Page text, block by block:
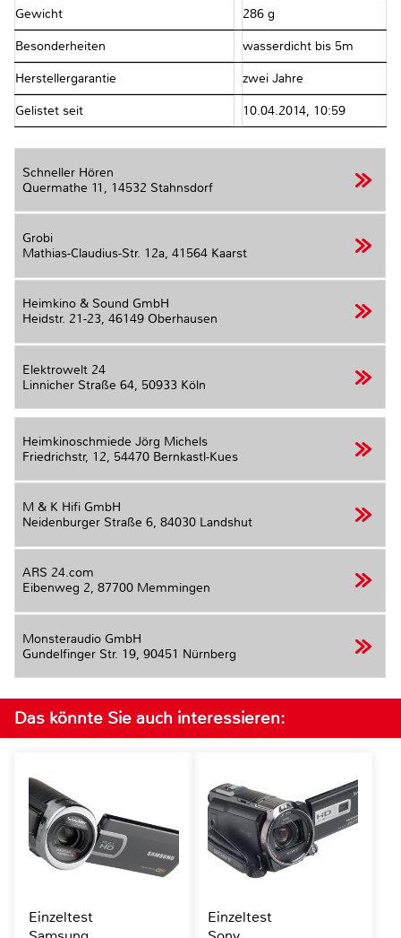
Gewicht 286 g
Besonderheiten wasserdicht bis 5m
Herstellergarantie zwei Jahre
Gelistet seit 10.04.2014, 10:59
Schneller Hören
Quermathe 11, 14532 Stahnsdorf
Grobi
Mathias-Claudius-Str. 12a, 41564 Kaarst
Heimkino & Sound GmbH
Heidstr. 21-23, 46149 Oberhausen
Elektrowelt 24
Linnicher Straße 64, 50933 Köln
Heimkinoschmiede Jörg Michels
Friedrichstr, 12, 54470 Bernkastl-Kues
M & K Hifi GmbH
Neidenburger Straße 6, 84030 Landshut
ARS 24.com
Eibenweg 2, 87700 Memmingen
Monsteraudio GmbH
Gundelfinger Str. 19, 90451 Nürnberg
Das könnte Sie auch interessieren:
Einzeltest
Einzeltest